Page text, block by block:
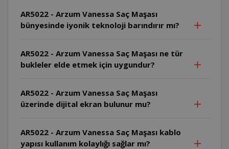
AR5022 - Arzum Vanessa Saç Maşası
bünyesinde iyonik teknoloji barındırır mı?
AR5022 - Arzum Vanessa Saç Maşası ne tür
bukleler elde etmek için uygundur?
AR5022 - Arzum Vanessa Saç Maşası
üzerinde dijital ekran bulunur mu?
AR5022 - Arzum Vanessa Saç Maşası kablo
yapısı kullanım kolaylığı sağlar mı?